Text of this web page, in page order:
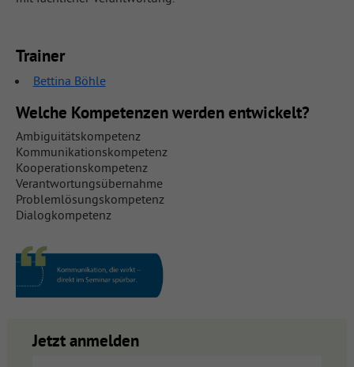
Trainer
Bettina Böhle
Welche Kompetenzen werden entwickelt?
Ambiguitätskompetenz
Kommunikationskompetenz
Kooperationskompetenz
Verantwortungsübernahme
Problemlösungskompetenz
Dialogkompetenz
Jetzt anmelden